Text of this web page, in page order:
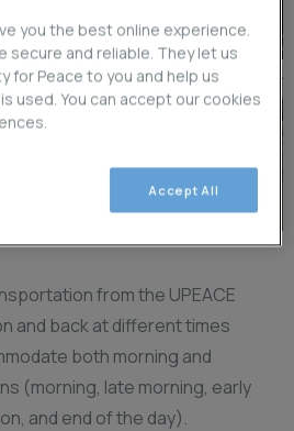
from the UPEACE
and back at different times
both morning and
(morning, late morning, early
and end of the day).
you the best online experience.
secure and reliable. They let us
for Peace to you and help us
used. You can accept our cookies
Accept All